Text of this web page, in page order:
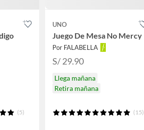
(5)
UNO
Juego De Mesa No Mercy
Por FALABELLA
S/ 29.90
Llega mañana
Retira mañana
(15)